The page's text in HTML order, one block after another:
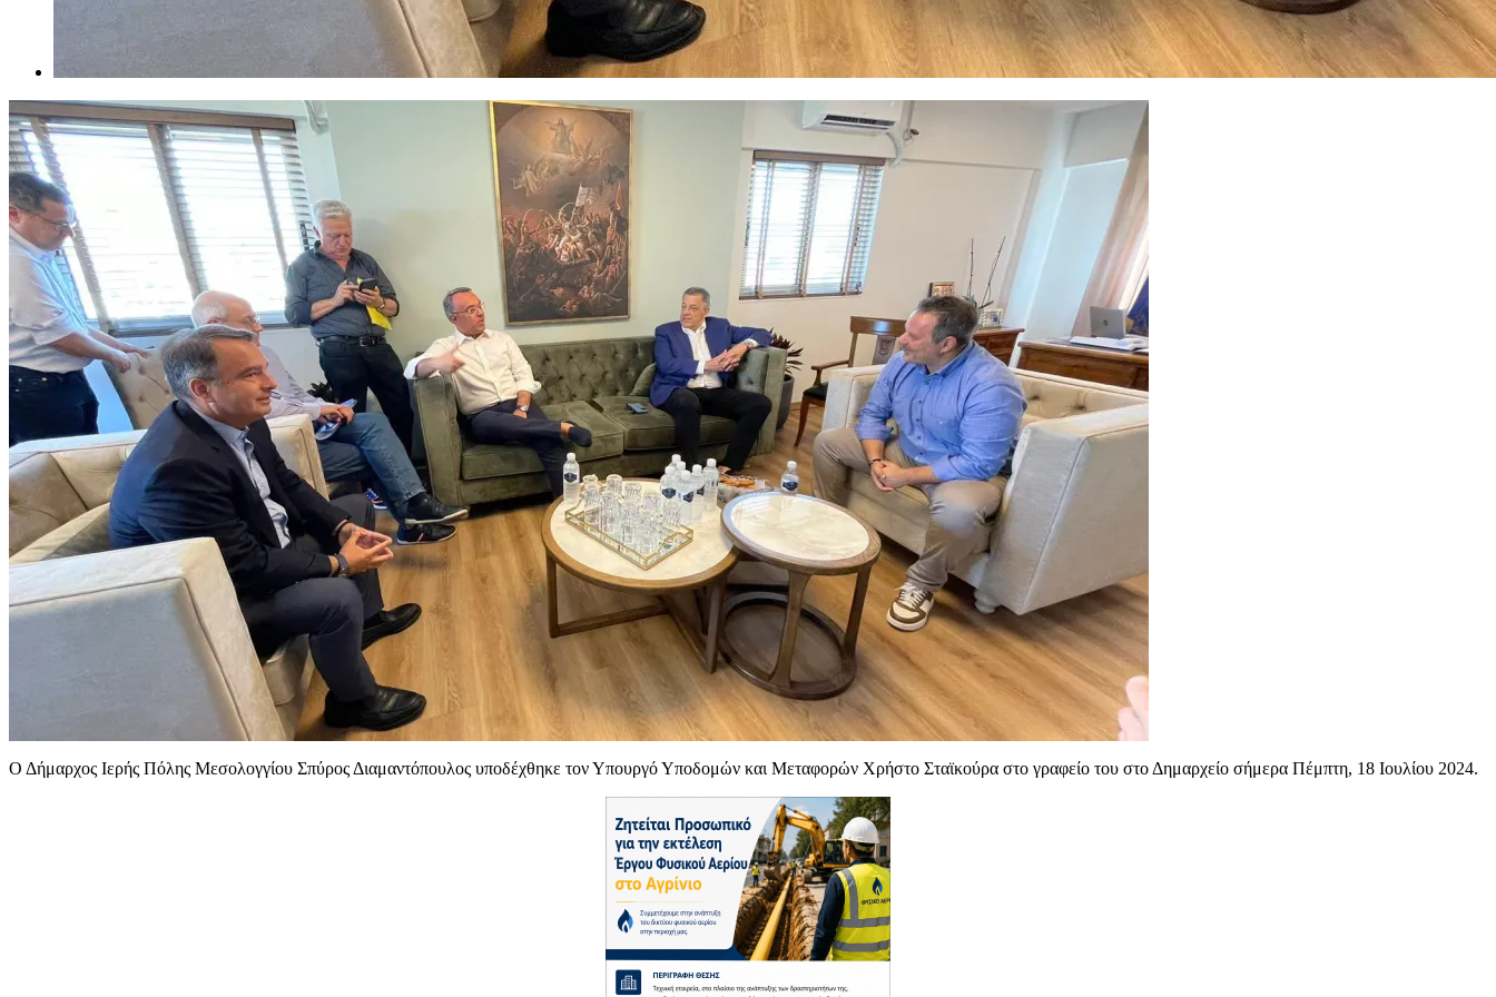
Ο Δήμαρχος Ιερής Πόλης Μεσολογγίου Σπύρος Διαμαντόπουλος υποδέχθηκε τον Υπουργό Υποδομών και Μεταφορών Χρήστο Σταϊκούρα στο γραφείο του στο Δημαρχείο σήμερα Πέμπτη, 18 Ιουλίου 2024.